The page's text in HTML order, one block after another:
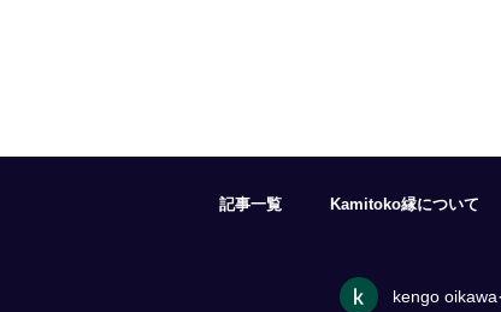
記事一覧 Kamitoko縁について
５月の予約状況 ６月の予
kengo oikawa